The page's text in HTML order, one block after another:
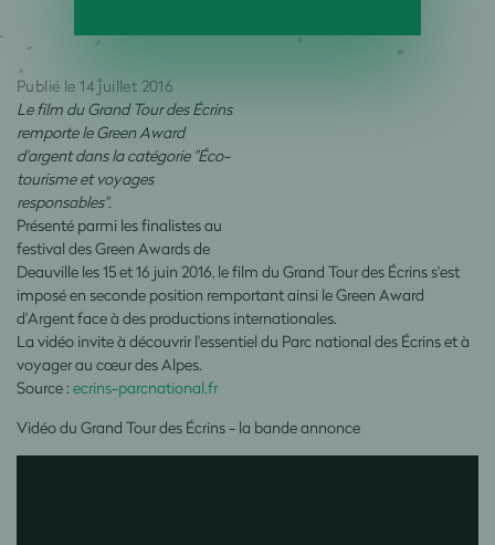
Publié le 14 juillet 2016
Le film du Grand Tour des Écrins
remporte le Green Award
d'argent dans la catégorie "Éco-
tourisme et voyages
responsables".
Présenté parmi les finalistes au
festival des Green Awards de
Deauville les 15 et 16 juin 2016, le film du Grand Tour des Écrins s'est
imposé en seconde position remportant ainsi le Green Award
d'Argent face à des productions internationales.
La vidéo invite à découvrir l'essentiel du Parc national des Écrins et à
voyager au cœur des Alpes.
Source : ecrins-parcnational.fr
Vidéo du Grand Tour des Écrins - la bande annonce